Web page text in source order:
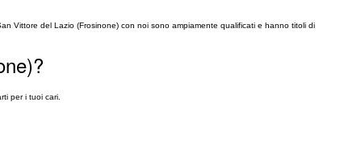
Vittore del Lazio (Frosinone) con noi sono ampiamente qualificati e hanno titoli di
per i tuoi cari.